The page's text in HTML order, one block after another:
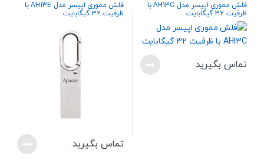
فلش مموری اپیسر مدل AH13C با
ظرفیت 32 گیگابایت
تماس بگیرید
فلش مموری اپیسر مدل AH13E با
ظرفیت 32 گیگابایت
تماس بگیرید